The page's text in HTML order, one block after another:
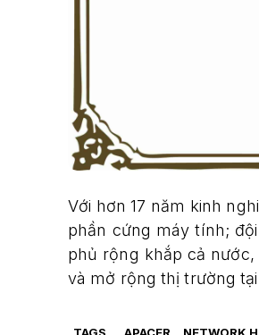
Với hơn 17 năm kinh
phần cứng máy tính;
phủ rộng khắp cả
và mở rộng thị trường